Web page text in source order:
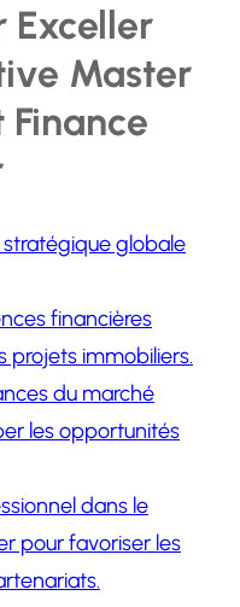
Exceller
Master
globale
financières
projets immobiliers.
du marché
les opportunités
dans le
pour favoriser les